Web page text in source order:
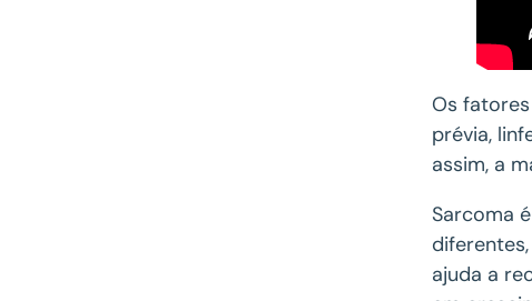
Os
prévia,
assim, a
Sarcoma
ajuda a